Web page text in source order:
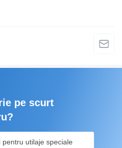
pe scurt
utilaje speciale